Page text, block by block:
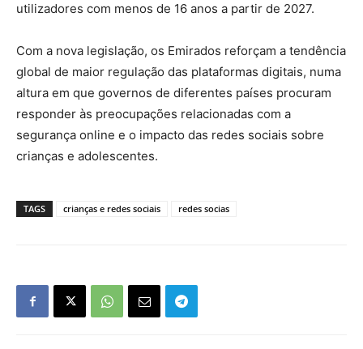
utilizadores com menos de 16 anos a partir de 2027.
Com a nova legislação, os Emirados reforçam a tendência
global de maior regulação das plataformas digitais, numa
altura em que governos de diferentes países procuram
responder às preocupações relacionadas com a
segurança online e o impacto das redes sociais sobre
crianças e adolescentes.
TAGS crianças e redes sociais redes socias